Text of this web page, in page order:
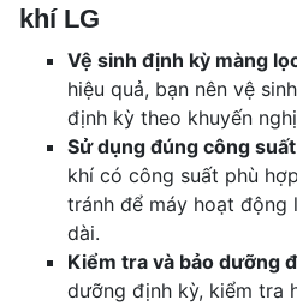
khí LG
Vệ sinh định kỳ màng
hiệu quả, bạn nên vệ
định kỳ theo khuyến
Sử dụng đúng công
khí có công suất phù
tránh để máy hoạt
dài.
Kiểm tra và bảo dưỡng
dưỡng định kỳ, kiểm tra